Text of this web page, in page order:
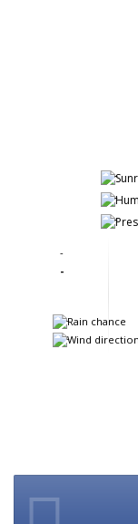
-
-
-
-
-
-
-